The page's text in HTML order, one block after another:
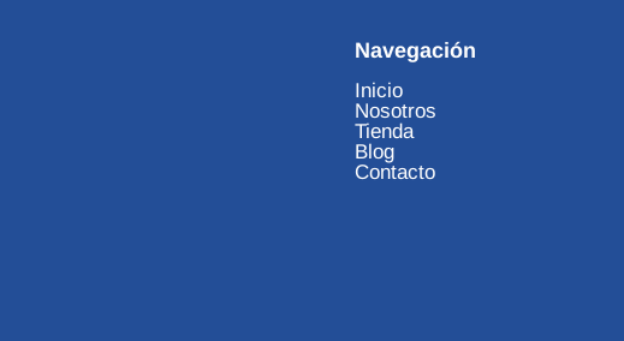
Navegación
Inicio
Nosotros
Tienda
Blog
Contacto